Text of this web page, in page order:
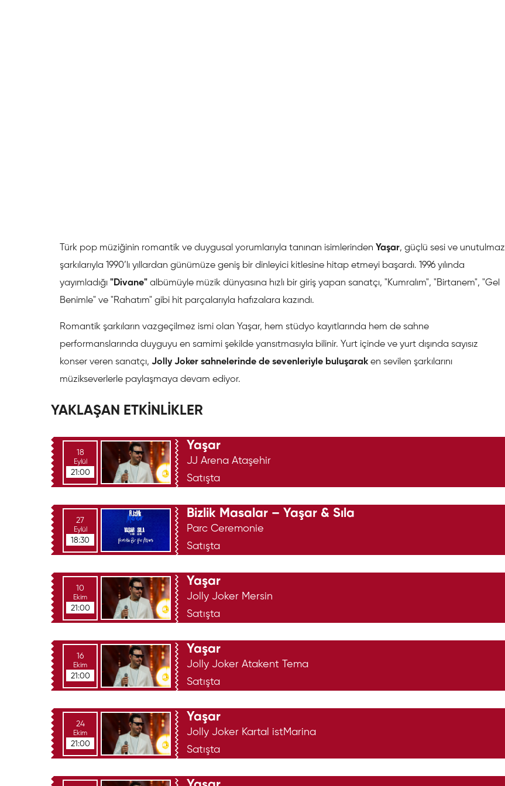
Türk pop müziğinin romantik ve duygusal yorumlarıyla tanınan isimlerinden Yaşar, güçlü sesi ve unutulmaz
şarkılarıyla 1990’lı yıllardan günümüze geniş bir dinleyici kitlesine hitap etmeyi başardı. 1996 yılında
yayımladığı "Divane" albümüyle müzik dünyasına hızlı bir giriş yapan sanatçı, "Kumralım", "Birtanem", "Gel
Benimle" ve "Rahatım" gibi hit parçalarıyla hafızalara kazındı.
Romantik şarkıların vazgeçilmez ismi olan Yaşar, hem stüdyo kayıtlarında hem de sahne
performanslarında duyguyu en samimi şekilde yansıtmasıyla bilinir. Yurt içinde ve yurt dışında sayısız
konser veren sanatçı, Jolly Joker sahnelerinde de sevenleriyle buluşarak en sevilen şarkılarını
müzikseverlerle paylaşmaya devam ediyor.
YAKLAŞAN ETKİNLİKLER
Yaşar
JJ Arena Ataşehir
Satışta
18
Eylül
21:00
Bizlik Masalar – Yaşar & Sıla
Parc Ceremonie
Satışta
27
Eylül
18:30
Yaşar
Jolly Joker Mersin
Satışta
10
Ekim
21:00
Yaşar
Jolly Joker Atakent Tema
Satışta
16
Ekim
21:00
Yaşar
Jolly Joker Kartal istMarina
Satışta
24
Ekim
21:00